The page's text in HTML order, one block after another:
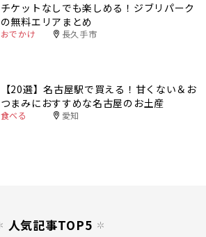
チケットなしでも楽しめる！ジブリパーク
の無料エリアまとめ
おでかけ 長久手市
【20選】名古屋駅で買える！甘くない＆お
つまみにおすすめな名古屋のお土産
食べる 愛知
人気記事TOP5